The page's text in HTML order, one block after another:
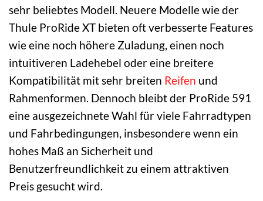
sehr beliebtes Modell. Neuere Modelle wie der
Thule ProRide XT bieten oft verbesserte Features
wie eine noch höhere Zuladung, einen noch
intuitiveren Ladehebel oder eine breitere
Kompatibilität mit sehr breiten Reifen und
Rahmenformen. Dennoch bleibt der ProRide 591
eine ausgezeichnete Wahl für viele Fahrradtypen
und Fahrbedingungen, insbesondere wenn ein
hohes Maß an Sicherheit und
Benutzerfreundlichkeit zu einem attraktiven
Preis gesucht wird.